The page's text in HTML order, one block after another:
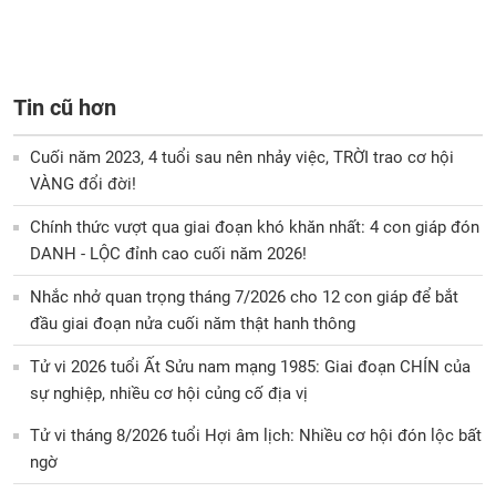
Tin cũ hơn
Cuối năm 2023, 4 tuổi sau nên nhảy việc, TRỜI trao cơ hội
VÀNG đổi đời!
Chính thức vượt qua giai đoạn khó khăn nhất: 4 con giáp đón
DANH - LỘC đỉnh cao cuối năm 2026!
Nhắc nhở quan trọng tháng 7/2026 cho 12 con giáp để bắt
đầu giai đoạn nửa cuối năm thật hanh thông
Tử vi 2026 tuổi Ất Sửu nam mạng 1985: Giai đoạn CHÍN của
sự nghiệp, nhiều cơ hội củng cố địa vị
Tử vi tháng 8/2026 tuổi Hợi âm lịch: Nhiều cơ hội đón lộc bất
ngờ